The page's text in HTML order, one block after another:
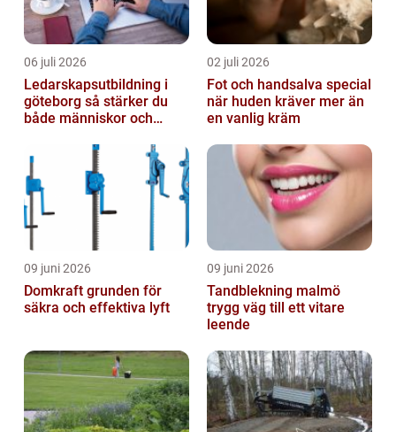
06 juli 2026
Ledarskapsutbildning i
göteborg så stärker du
både människor och
02 juli 2026
Fot och handsalva special
när huden kräver mer än
en vanlig kräm
09 juni 2026
Domkraft grunden för
säkra och effektiva lyft
09 juni 2026
Tandblekning malmö
trygg väg till ett vitare
leende